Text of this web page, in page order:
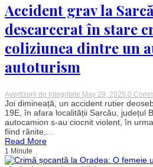
Accident grav la
descarcerat în stare
coliziunea dintre un
autoturism
Avertizorii de Integritate May 29, 2025 0
Joi dimineață, un accident rutier
19E, în afara localității Sarcău, județul
autocamion s-au ciocnit violent, în
fiind rănite,...
Read More
1 Minute